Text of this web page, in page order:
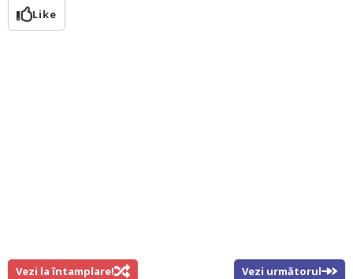
Like
Vezi la întamplare! Vezi următorul